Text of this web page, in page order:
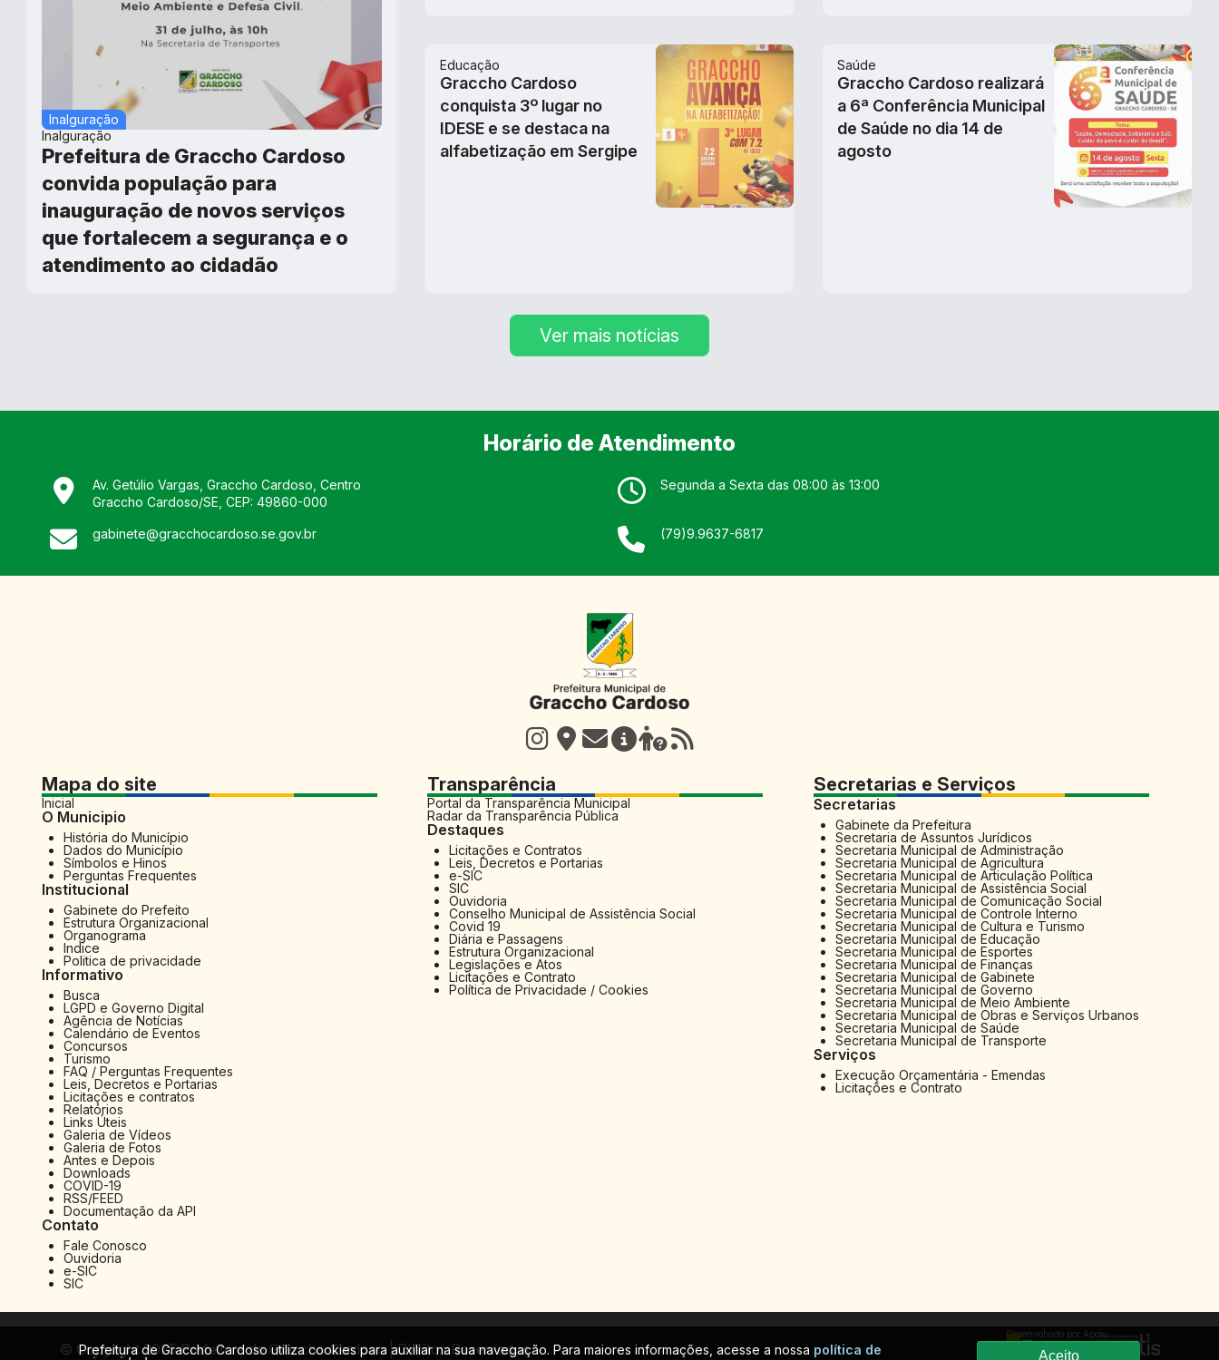
Inalguração
Inalguração
Prefeitura de Graccho Cardoso
convida população para
inauguração de novos serviços
que fortalecem a segurança e o
atendimento ao cidadão
Educação
Graccho Cardoso
conquista 3º lugar no
IDESE e se destaca na
alfabetização em Sergipe
Saúde
Graccho Cardoso realizará
a 6ª Conferência Municipal
de Saúde no dia 14 de
agosto
Ver mais notícias
Horário de Atendimento
Av. Getúlio Vargas, Graccho Cardoso, Centro
Graccho Cardoso/SE , CEP: 49860-000
Segunda a Sexta das 08:00 às 13:00
gabinete@gracchocardoso.se.gov.br (79)9.9637-6817
Mapa do site
Inicial
O Municipio
História do Município
Dados do Município
Símbolos e Hinos
Perguntas Frequentes
Institucional
Gabinete do Prefeito
Estrutura Organizacional
Organograma
Indice
Politica de privacidade
Informativo
Busca
LGPD e Governo Digital
Agência de Notícias
Calendário de Eventos
Concursos
Turismo
FAQ / Perguntas Frequentes
Leis, Decretos e Portarias
Licitações e contratos
Relatórios
Links Úteis
Galeria de Vídeos
Galeria de Fotos
Antes e Depois
Downloads
COVID-19
RSS/FEED
Documentação da API
Contato
Fale Conosco
Ouvidoria
e-SIC
SIC
Transparência
Portal da Transparência Municipal
Radar da Transparência Pública
Destaques
Licitações e Contratos
Leis, Decretos e Portarias
e-SIC
SIC
Ouvidoria
Conselho Municipal de Assistência Social
Covid 19
Diária e Passagens
Estrutura Organizacional
Legislações e Atos
Licitações e Contrato
Política de Privacidade / Cookies
Secretarias e Serviços
Secretarias
Gabinete da Prefeitura
Secretaria de Assuntos Jurídicos
Secretaria Municipal de Administração
Secretaria Municipal de Agricultura
Secretaria Municipal de Articulação Política
Secretaria Municipal de Assistência Social
Secretaria Municipal de Comunicação Social
Secretaria Municipal de Controle Interno
Secretaria Municipal de Cultura e Turismo
Secretaria Municipal de Educação
Secretaria Municipal de Esportes
Secretaria Municipal de Finanças
Secretaria Municipal de Gabinete
Secretaria Municipal de Governo
Secretaria Municipal de Meio Ambiente
Secretaria Municipal de Obras e Serviços Urbanos
Secretaria Municipal de Saúde
Secretaria Municipal de Transporte
Serviços
Execução Orçamentária - Emendas
Licitações e Contrato
© Copyright 2025 Prefeitura de Graccho Cardoso | Direitos Reservados
Desenvolvido por: Apoio:
Prefeitura de Graccho Cardoso utiliza cookies para auxiliar na sua navegação. Para maiores informações, acesse a nossa política de
Aceito